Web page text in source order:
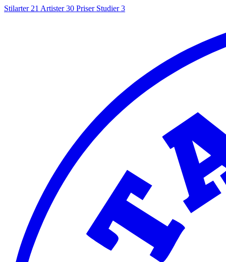
Stilarter 21 Artister30 Priser Studier3